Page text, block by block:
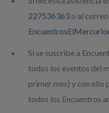
227536363 o al correo
Si se suscribe a
todos los eventos del
primer mes) y con ello
todos los Encuentros